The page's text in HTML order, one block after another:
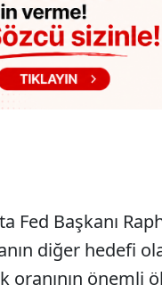
Fed Başkanı
diğer hedefi
oranının önemli